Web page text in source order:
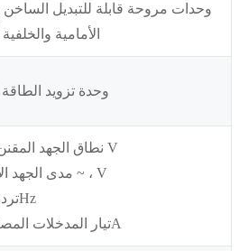
الأمامية
وحدة تزويد
نطاق الجهد المقنن: ، ~ بجهد V
مدى الجهد الأقصى: 90 ~ ، V
تردد: 50 ~ 60Hz
تيار المدخلات المصنف: ~ 7.2A